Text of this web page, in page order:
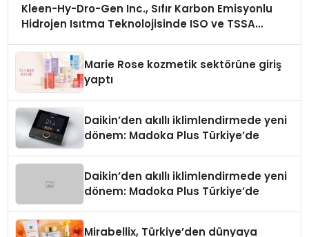
Kleen-Hy-Dro-Gen Inc., Sıfır Karbon Emisyonlu
Hidrojen Isıtma Teknolojisinde ISO ve TSSA
Marie Rose kozmetik sektörüne giriş
yaptı
Daikin’den akıllı iklimlendirmede yeni
dönem: Madoka Plus Türkiye’de
Daikin’den akıllı iklimlendirmede yeni
dönem: Madoka Plus Türkiye’de
Mirabellix, Türkiye’den dünyaya